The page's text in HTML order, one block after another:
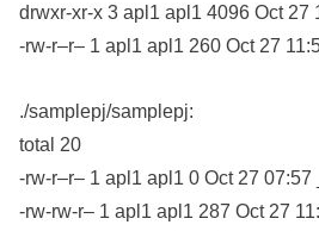
drwxr-xr-x 3 apl1 apl1 4096 Oct 27
-rw-r–r– 1 apl1 apl1 260 Oct 27
./samplepj/samplepj:
total 20
-rw-r–r– 1 apl1 apl1 0 Oct 27 07:57
-rw-rw-r– 1 apl1 apl1 287 Oct 27